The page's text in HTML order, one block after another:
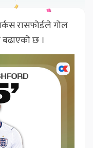
रासफोर्डले गोल
बढाएको छ ।